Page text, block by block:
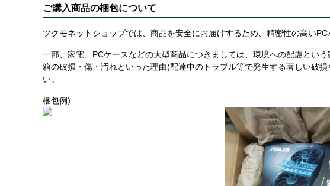
ご購入商品の梱包について
ツクモネットショップでは、商品を安全にお届けするため、精密性の高い
一部、家電、PCケースなどの大型商品につきましては、環境への配慮とい
箱の破損・傷・汚れといった理由(配達中のトラブル等で発生する著しい破
い。
梱包例)